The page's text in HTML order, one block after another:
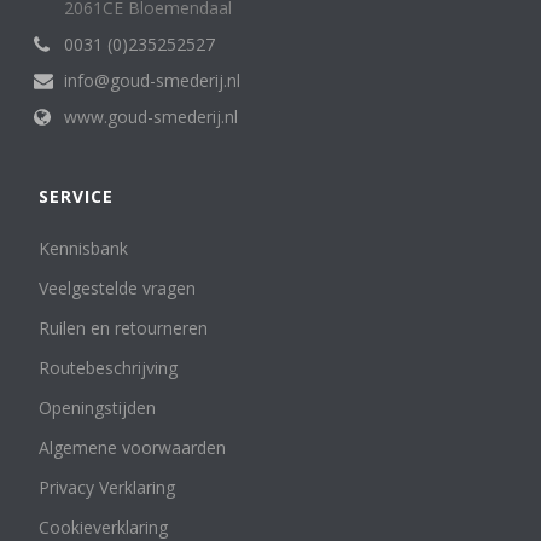
2061CE Bloemendaal
0031 (0)235252527
info@goud-smederij.nl
www.goud-smederij.nl
SERVICE
Kennisbank
Veelgestelde vragen
Ruilen en retourneren
Routebeschrijving
Openingstijden
Algemene voorwaarden
Privacy Verklaring
Cookieverklaring